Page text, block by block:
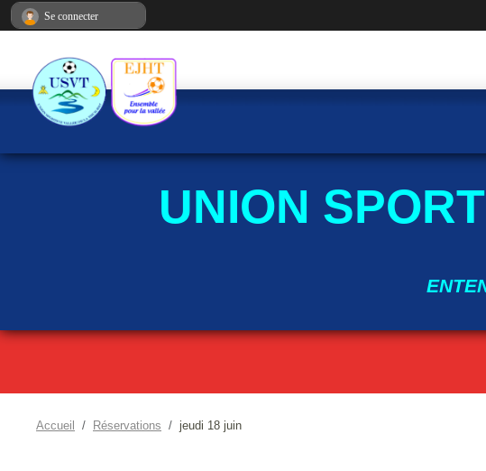
UNION
Accueil Réservations jeudi 18 juin
Se connecter
Panneau de gestion des cookies